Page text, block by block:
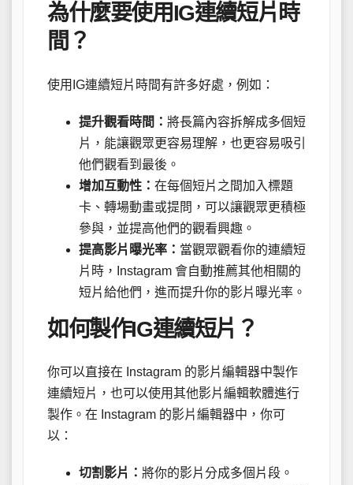
為什麼要使用IG連續短片時
間？
使用IG連續短片時間有許多好處，例如：
提升觀看時間： 將長篇內容拆解成多個短
片，能讓觀眾更容易理解，也更容易吸引
他們觀看到最後。
增加互動性： 在每個短片之間加入標題
卡、轉場動畫或提問，可以讓觀眾更積極
參與，並提高他們的觀看興趣。
提高影片曝光率： 當觀眾觀看你的連續短
片時，Instagram 會自動推薦其他相關的
短片給他們，進而提升你的影片曝光率。
如何製作IG連續短片？
你可以直接在 Instagram 的影片編輯器中製作
連續短片，也可以使用其他影片編輯軟體進行
製作。在 Instagram 的影片編輯器中，你可
以：
切割影片： 將你的影片分成多個片段。